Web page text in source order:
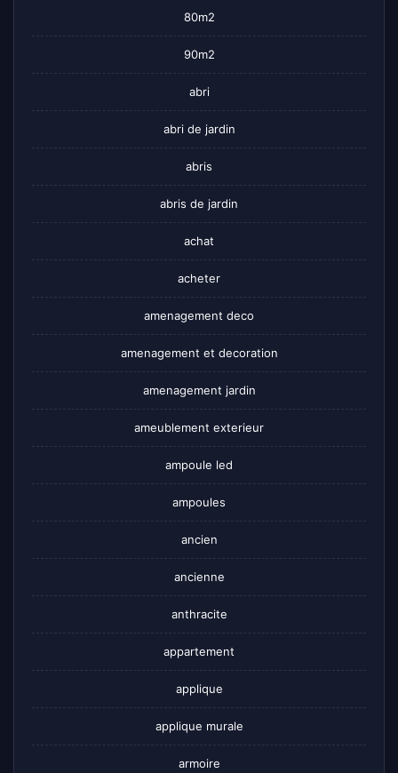
80m2
90m2
abri
abri de jardin
abris
abris de jardin
achat
acheter
amenagement deco
amenagement et decoration
amenagement jardin
ameublement exterieur
ampoule led
ampoules
ancien
ancienne
anthracite
appartement
applique
applique murale
armoire